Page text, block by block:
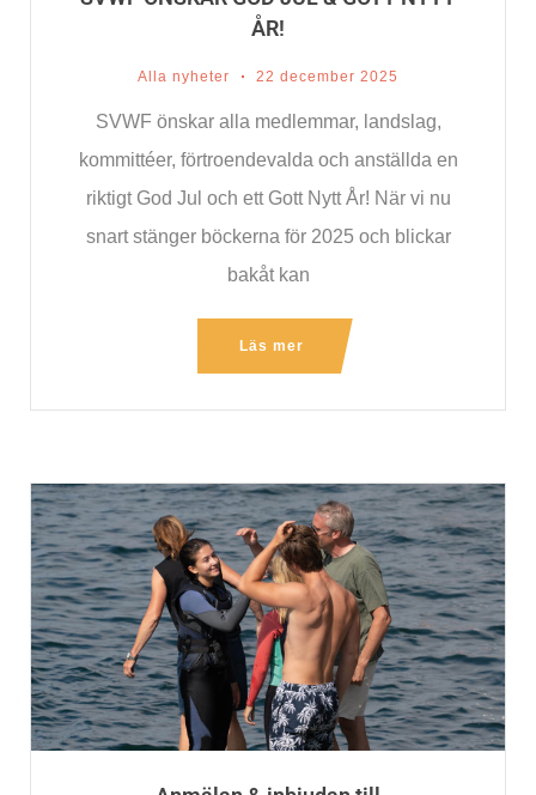
ÅR!
Alla nyheter 22 december 2025
SVWF önskar alla medlemmar, landslag,
kommittéer, förtroendevalda och anställda en
riktigt God Jul och ett Gott Nytt År! När vi nu
snart stänger böckerna för 2025 och blickar
bakåt kan
Läs mer